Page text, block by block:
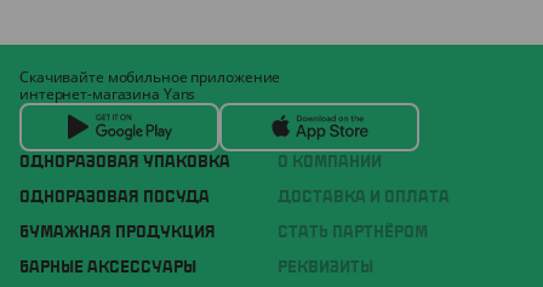
ОДНОРАЗОВАЯ УПАКОВКА
ОДНОРАЗОВАЯ ПОСУДА
БУМАЖНАЯ ПРОДУКЦИЯ
БАРНЫЕ АКСЕССУАРЫ
О КОМПАНИИ
ДОСТАВКА И ОПЛАТА
СТАТЬ ПАРТНЁРОМ
РЕКВИЗИТЫ
Скачивайте мобильное приложение
интернет-магазина Yans